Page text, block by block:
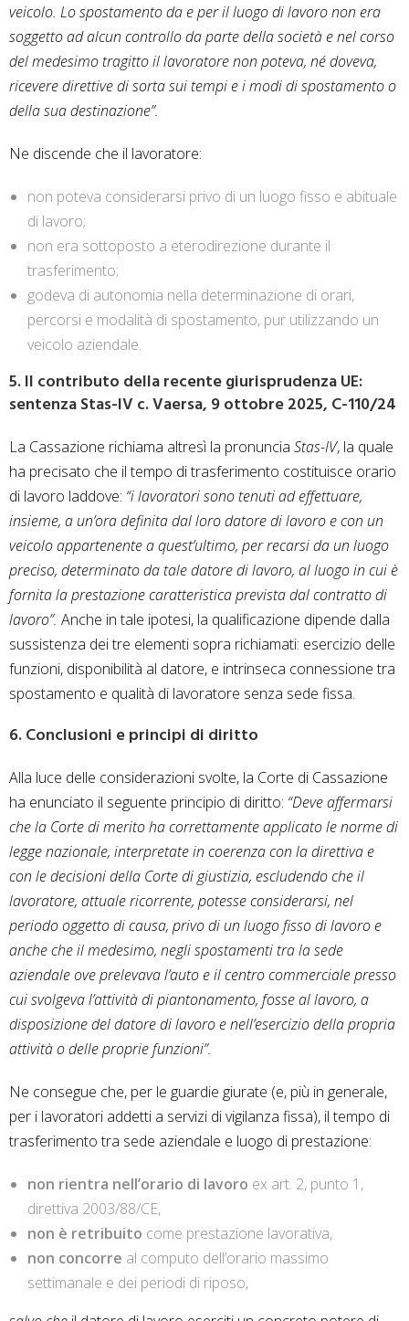
veicolo. Lo spostamento da e per il luogo di lavoro non era
soggetto ad alcun controllo da parte della società e nel corso
del medesimo tragitto il lavoratore non poteva, né doveva,
ricevere direttive di sorta sui tempi e i modi di spostamento o
della sua destinazione”.
Ne discende che il lavoratore:
non poteva considerarsi privo di un luogo fisso e abituale
di lavoro;
non era sottoposto a eterodirezione durante il
trasferimento;
godeva di autonomia nella determinazione di orari,
percorsi e modalità di spostamento, pur utilizzando un
veicolo aziendale.
5. Il contributo della recente giurisprudenza UE:
sentenza Stas-IV c. Vaersa, 9 ottobre 2025, C-110/24
La Cassazione richiama altresì la pronuncia Stas-IV, la quale
ha precisato che il tempo di trasferimento costituisce orario
di lavoro laddove: “i lavoratori sono tenuti ad effettuare,
insieme, a un’ora definita dal loro datore di lavoro e con un
veicolo appartenente a quest’ultimo, per recarsi da un luogo
preciso, determinato da tale datore di lavoro, al luogo in cui è
fornita la prestazione caratteristica prevista dal contratto di
lavoro”. Anche in tale ipotesi, la qualificazione dipende dalla
sussistenza dei tre elementi sopra richiamati: esercizio delle
funzioni, disponibilità al datore, e intrinseca connessione tra
spostamento e qualità di lavoratore senza sede fissa.
6. Conclusioni e principi di diritto
Alla luce delle considerazioni svolte, la Corte di Cassazione
ha enunciato il seguente principio di diritto: “Deve affermarsi
che la Corte di merito ha correttamente applicato le norme di
legge nazionale, interpretate in coerenza con la direttiva e
con le decisioni della Corte di giustizia, escludendo che il
lavoratore, attuale ricorrente, potesse considerarsi, nel
periodo oggetto di causa, privo di un luogo fisso di lavoro e
anche che il medesimo, negli spostamenti tra la sede
aziendale ove prelevava l’auto e il centro commerciale presso
cui svolgeva l’attività di piantonamento, fosse al lavoro, a
disposizione del datore di lavoro e nell’esercizio della propria
attività o delle proprie funzioni”.
Ne consegue che, per le guardie giurate (e, più in generale,
per i lavoratori addetti a servizi di vigilanza fissa), il tempo di
trasferimento tra sede aziendale e luogo di prestazione:
non rientra nell’orario di lavoro ex art. 2, punto 1,
direttiva 2003/88/CE,
non è retribuito come prestazione lavorativa,
non concorre al computo dell’orario massimo
settimanale e dei periodi di riposo,